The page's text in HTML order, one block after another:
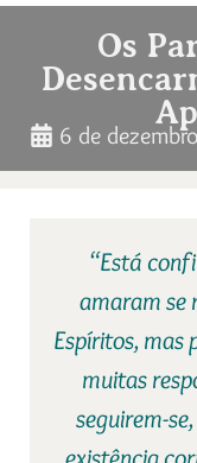
Os
6 de
“Está
amaram se
Espíritos, mas
muitas
seguirem-